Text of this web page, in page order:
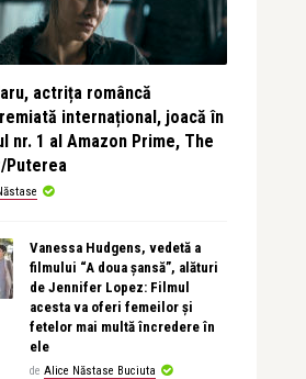
actrița româncă
internațional, joacă în
nr. 1 al Amazon Prime, The
Puterea
Vanessa Hudgens, vedetă a
filmului “A doua șansă”, alături
de Jennifer Lopez: Filmul
acesta va oferi femeilor și
fetelor mai multă încredere în
ele
de Alice Năstase Buciuta